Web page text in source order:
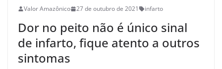
Valor Amazônico 27 de outubro de 2021 infarto
Dor no peito não é único sinal
de infarto, fique atento a outros
sintomas